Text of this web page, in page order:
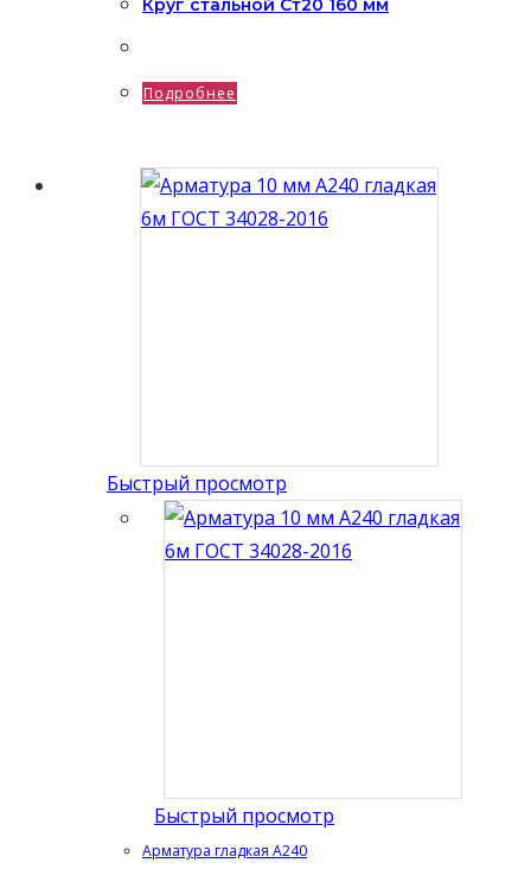
Круг стальной Ст20 160 мм
Подробнее
Быстрый просмотр
Быстрый просмотр
Арматура гладкая А240